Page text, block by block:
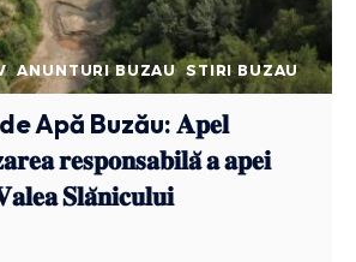
ANUNTURI BUZAU STIRI BUZAU
Apă Buzău: 𝐀𝐩𝐞𝐥
𝐫𝐞𝐬𝐩𝐨𝐧𝐬𝐚𝐛𝐢𝐥𝐚̆ 𝐚 𝐚𝐩𝐞𝐢
𝐒𝐥𝐚̆𝐧𝐢𝐜𝐮𝐥𝐮𝐢